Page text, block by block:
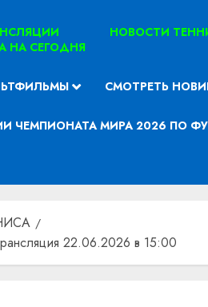
НА СЕГОДНЯ
НОВОСТИ
СМОТРЕТЬ
ЧЕМПИОНАТА МИРА 2026 ПО
22.06.2026 в 15:00